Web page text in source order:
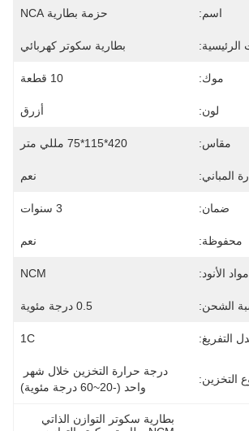
اسم: حزمة بطارية NCA
الرئيسية: بطارية سكوتر كهربائي
موك: 10 قطعة
لون: أزرق
مقاس: 420*115*75 مللي متر
المباني: نعم
ضمان: 3 سنوات
محفوظة: نعم
مواد الأنود: NCM
الشحن: 0.5 درجة مئوية
التفريغ: 1C
التخزين:
واحد (-20~60 درجة مئوية)